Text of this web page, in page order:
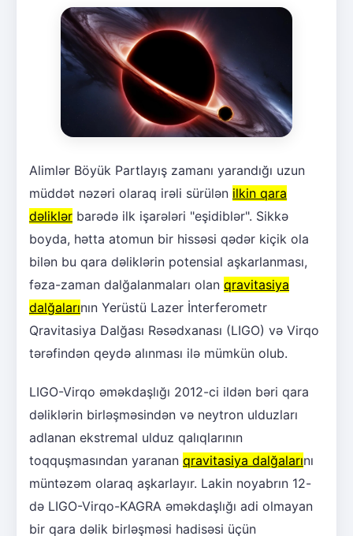
Alimlər Böyük Partlayış zamanı yarandığı uzun
müddət nəzəri olaraq irəli sürülən ilkin qara
dəliklər barədə ilk işarələri "eşidiblər". Sikkə
boyda, hətta atomun bir hissəsi qədər kiçik ola
bilən bu qara dəliklərin potensial aşkarlanması,
fəza-zaman dalğalanmaları olan qravitasiya
dalğalarının Yerüstü Lazer İnterferometr
Qravitasiya Dalğası Rəsədxanası (LIGO) və Virqo
tərəfindən qeydə alınması ilə mümkün olub.
LIGO-Virqo əməkdaşlığı 2012-ci ildən bəri qara
dəliklərin birləşməsindən və neytron ulduzları
adlanan ekstremal ulduz qalıqlarının
toqquşmasından yaranan qravitasiya dalğalarını
müntəzəm olaraq aşkarlayır. Lakin noyabrın 12-
də LIGO-Virqo-KAGRA əməkdaşlığı adi olmayan
bir qara dəlik birləşməsi hadisəsi üçün